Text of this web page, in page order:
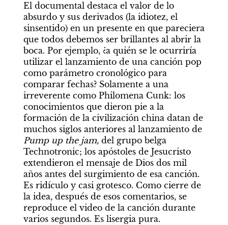
El documental destaca el valor de lo
absurdo y sus derivados (la idiotez, el
sinsentido) en un presente en que pareciera
que todos debemos ser brillantes al abrir la
boca. Por ejemplo, ¿a quién se le ocurriría
utilizar el lanzamiento de una canción pop
como parámetro cronológico para
comparar fechas? Solamente a una
irreverente como Philomena Cunk: los
conocimientos que dieron pie a la
formación de la civilización china datan de
muchos siglos anteriores al lanzamiento de
Pump up the jam, del grupo belga
Technotronic; los apóstoles de Jesucristo
extendieron el mensaje de Dios dos mil
años antes del surgimiento de esa canción.
Es ridículo y casi grotesco. Como cierre de
la idea, después de esos comentarios, se
reproduce el video de la canción durante
varios segundos. Es lisergia pura.